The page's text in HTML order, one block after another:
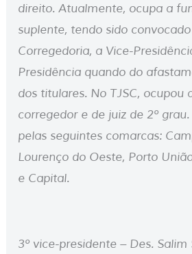
direito. Atualmente, ocupa a
suplente, tendo sido
Corregedoria, a Vice-
Presidência quando do
dos titulares. No TJSC, ocupou
corregedor e de juiz de 2º
pelas seguintes comarcas:
Lourenço do Oeste, Porto
e Capital.
3º vice-presidente – Des. Salim